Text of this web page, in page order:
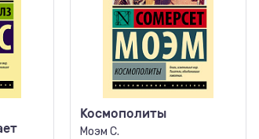
Космополиты
Моэм С.